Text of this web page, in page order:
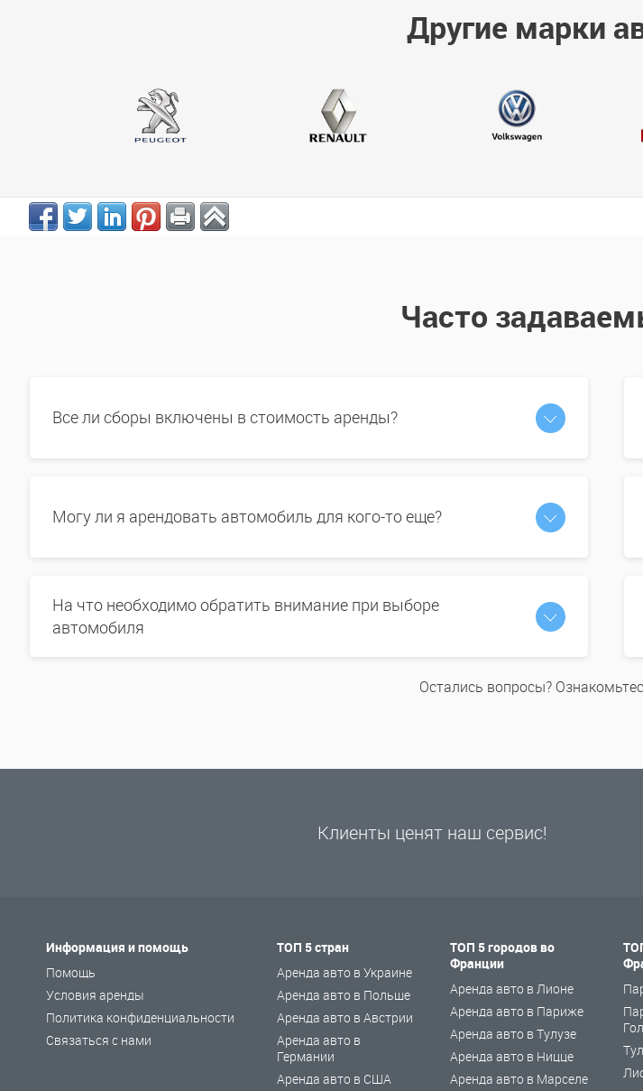
Другие марки
Часто
Все ли сборы включены в стоимость аренды?
Могу ли я арендовать автомобиль для кого-то еще?
На что необходимо обратить внимание при выборе
автомобиля
Остались вопросы?
Клиенты ценят наш сервис!
Информация и помощь
Помощь
Условия аренды
Политика конфиденциальности
Связаться с нами
ТОП 5 стран
Аренда авто в Украине
Аренда авто в Польше
Аренда авто в Австрии
Аренда авто в
Германии
Аренда авто в США
ТОП 5 городов во
Франции
Аренда авто в Лионе
Аренда авто в Париже
Аренда авто в Тулузе
Аренда авто в Ницце
Аренда авто в Марселе